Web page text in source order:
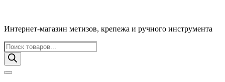
Интернет-магазин метизов, крепежа и ручного инструмента
Поиск
товаров